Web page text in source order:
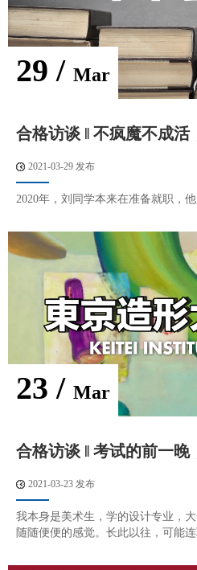
29 / Mar
合格访谈 ‖ 不疯魔不成
2021-03-29 发布
2020年，刘同学本来在准备就职，
23 / Mar
合格访谈 ‖ 考试的前一
2021-03-23 发布
我本身是美术生，学的设计专业，
随随便便的感觉。长此以往，可能连